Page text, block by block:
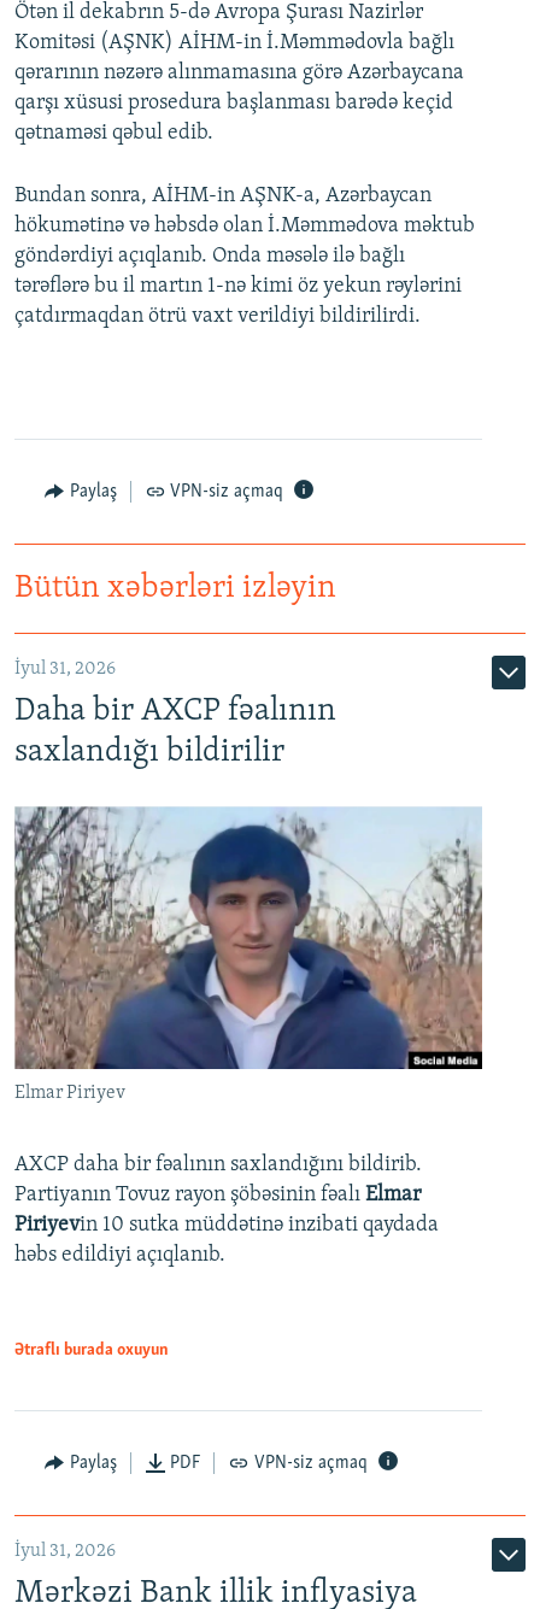
Ötən il dekabrın 5-də Avropa Şurası Nazirlər
Komitəsi (AŞNK) AİHM-in İ.Məmmədovla bağlı
qərarının nəzərə alınmamasına görə Azərbaycana
qarşı xüsusi prosedura başlanması barədə keçid
qətnaməsi qəbul edib.
Bundan sonra, AİHM-in AŞNK-a, Azərbaycan
hökumətinə və həbsdə olan İ.Məmmədova məktub
göndərdiyi açıqlanıb. Onda məsələ ilə bağlı
tərəflərə bu il martın 1-nə kimi öz yekun rəylərini
çatdırmaqdan ötrü vaxt verildiyi bildirilirdi.
Paylaş VPN-siz açmaq
Bütün xəbərləri izləyin
İyul 31, 2026
Daha bir AXCP fəalının
saxlandığı bildirilir
Elmar Piriyev
AXCP daha bir fəalının saxlandığını bildirib.
Partiyanın Tovuz rayon şöbəsinin fəalı Elmar
Piriyevin 10 sutka müddətinə inzibati qaydada
həbs edildiyi açıqlanıb.
Ətraflı burada oxuyun
Paylaş PDF VPN-siz açmaq
İyul 31, 2026
Mərkəzi Bank illik inflyasiya